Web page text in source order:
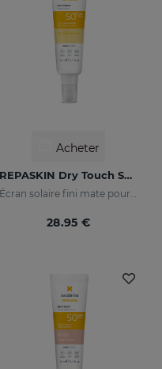
Acheter
REPASKIN Dry Touch SPF50+
Écran solaire fini mate pour le visage
28.95 €